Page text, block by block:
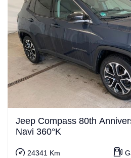
Jeep Compass 80th
Navi 360°K
24341 Km